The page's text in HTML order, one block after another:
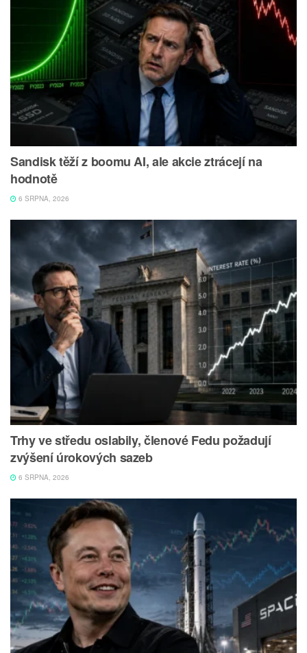
Sandisk těží z boomu AI, ale akcie ztrácejí na
hodnotě
6 SRPNA, 2026
Trhy ve středu oslabily, členové Fedu požadují
zvýšení úrokových sazeb
6 SRPNA, 2026